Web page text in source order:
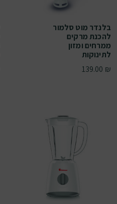
בלנדר מוט סלמור
להכנת מרקים
ממרחים ומזון
לתינוקות
139.00 ₪